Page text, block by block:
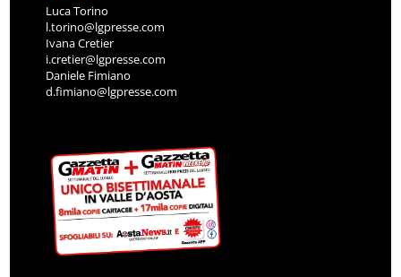
Luca Torino
l.torino@lgpresse.com
Ivana Cretier
i.cretier@lgpresse.com
Daniele Fimiano
d.fimiano@lgpresse.com